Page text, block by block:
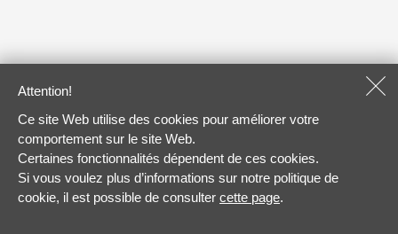
Attention!
Ce site Web utilise des cookies pour améliorer votre
comportement sur le site Web.
Certaines fonctionnalités dépendent de ces cookies.
Si vous voulez plus d’informations sur notre politique de
cookie, il est possible de consulter cette page.